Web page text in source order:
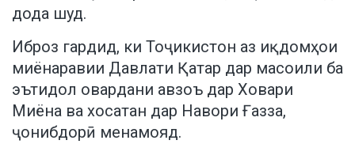
дода шуд.
Иброз гардид, ки Тоҷикистон аз иқдомҳои
миёнаравии Давлати Қатар дар масоили ба
эътидол овардани авзоъ дар Ховари
Миёна ва хосатан дар Навори Ғазза,
ҷонибдорӣ менамояд.